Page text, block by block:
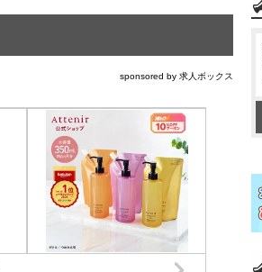
sponsored by 求人ボックス